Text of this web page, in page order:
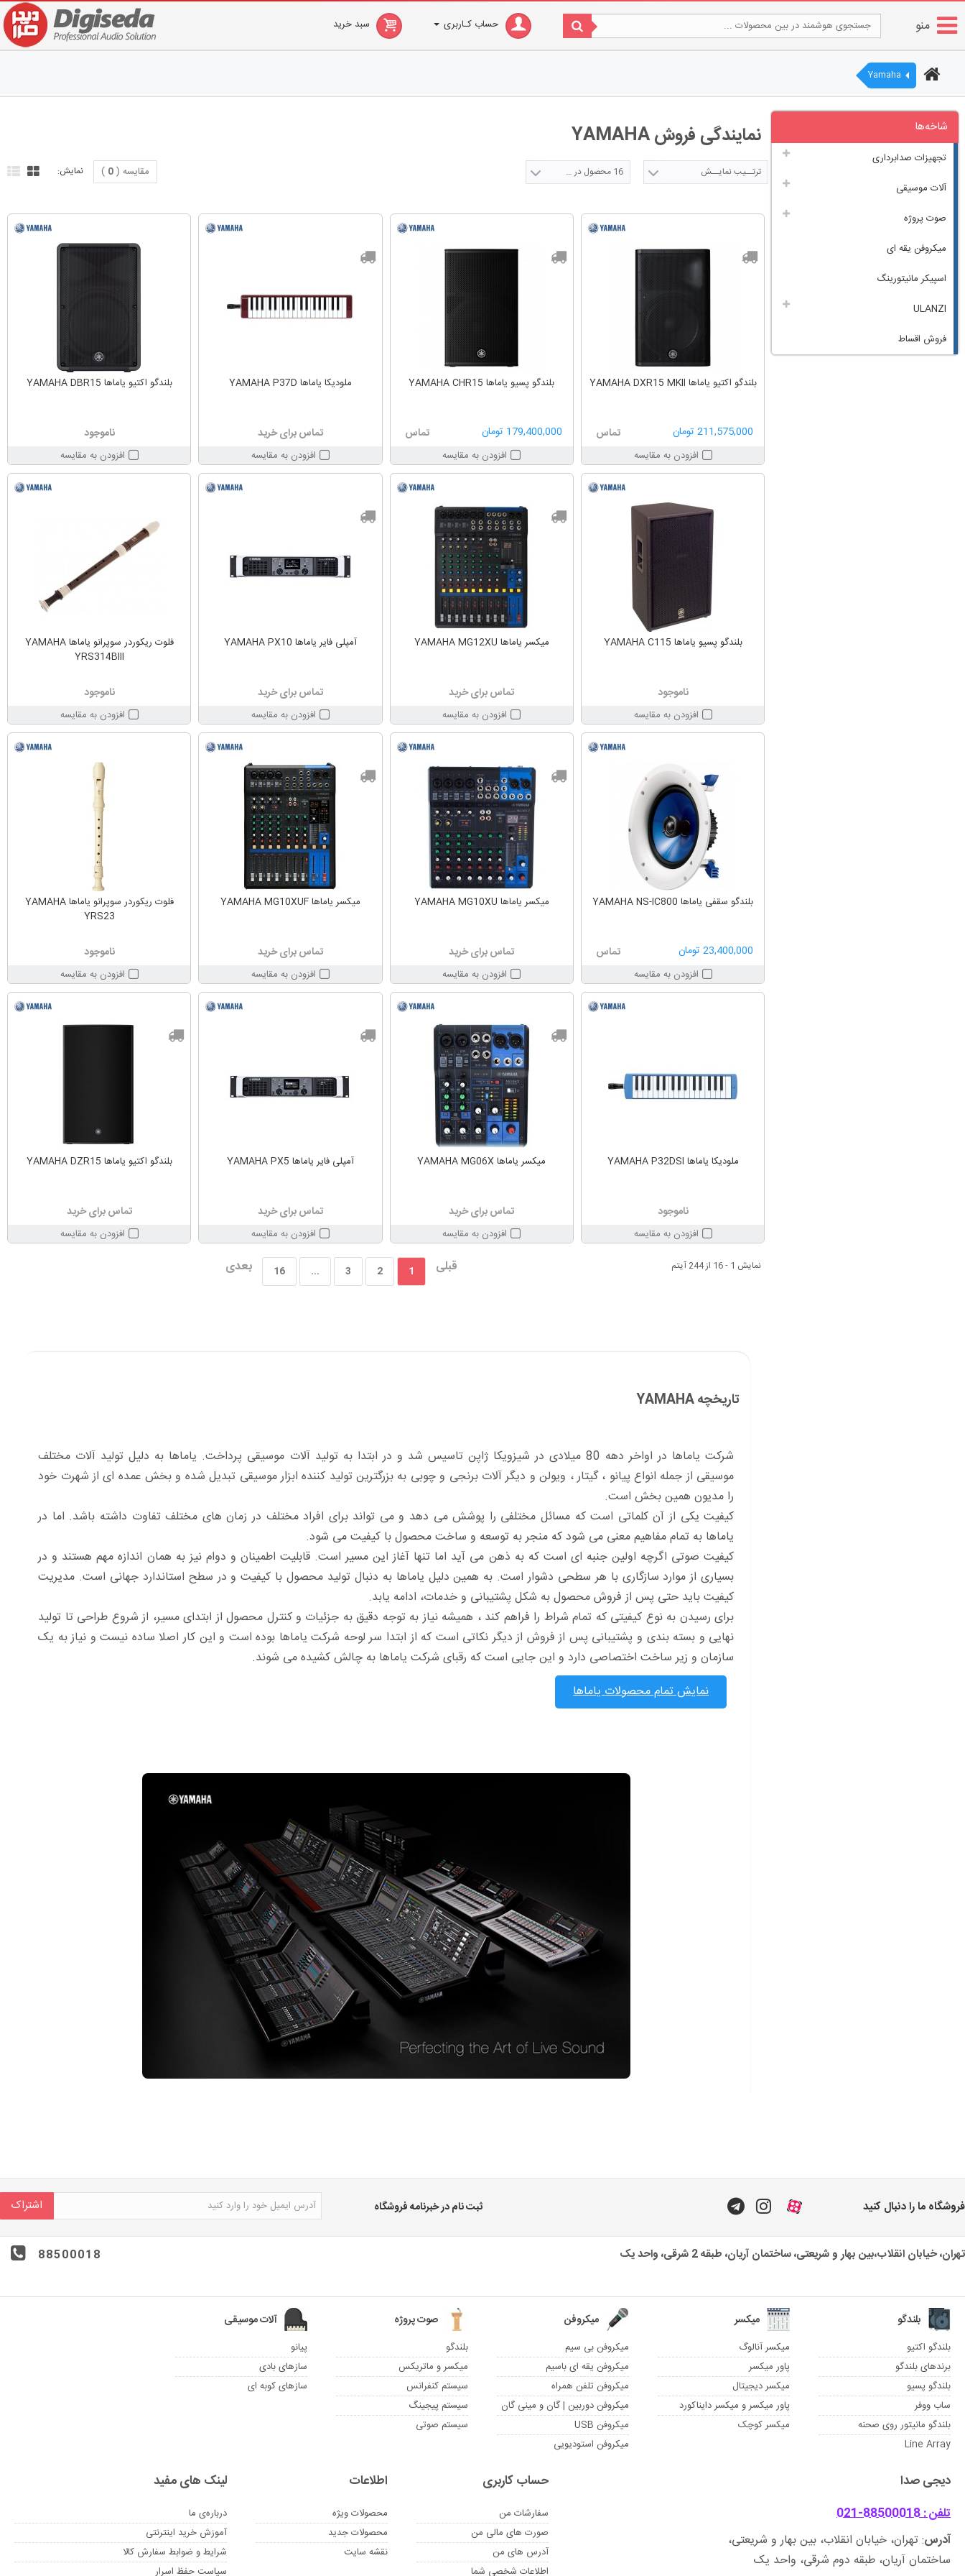
منو حساب کـاربری سبد خرید
Yamaha
نمایندگی فروش YAMAHA
نمایش: ترتــیب نمایــش 16 محصول در صفحه مقایسه (0
)
بلندگو اکتیو یاماها YAMAHA DXR15 MKII
211,575,000 تومان تماس
افزودن به مقایسه
بلندگو پسیو یاماها YAMAHA CHR15
179,400,000 تومان تماس
افزودن به مقایسه
ملودیکا یاماها YAMAHA P37D
تماس برای خرید
افزودن به مقایسه
بلندگو اکتیو یاماها YAMAHA DBR15
ناموجود
افزودن به مقایسه
بلندگو پسیو یاماها YAMAHA C115
ناموجود
افزودن به مقایسه
میکسر یاماها YAMAHA MG12XU
تماس برای خرید
افزودن به مقایسه
آمپلی فایر یاماها YAMAHA PX10
تماس برای خرید
افزودن به مقایسه
فلوت ریکوردر سوپرانو یاماها YAMAHA
YRS314BIII
ناموجود
افزودن به مقایسه
بلندگو سقفی یاماها YAMAHA NS-IC800
23,400,000 تومان تماس
افزودن به مقایسه
میکسر یاماها YAMAHA MG10XU
تماس برای خرید
افزودن به مقایسه
میکسر یاماها YAMAHA MG10XUF
تماس برای خرید
افزودن به مقایسه
فلوت ریکوردر سوپرانو یاماها YAMAHA
YRS23
ناموجود
افزودن به مقایسه
ملودیکا یاماها YAMAHA P32DSI
ناموجود
افزودن به مقایسه
میکسر یاماها YAMAHA MG06X
تماس برای خرید
افزودن به مقایسه
آمپلی فایر یاماها YAMAHA PX5
تماس برای خرید
افزودن به مقایسه
بلندگو اکتیو یاماها YAMAHA DZR15
تماس برای خرید
افزودن به مقایسه
قبلی 1
2
3
...
16 بعدی نمایش 1 - 16 از 244 آیتم
تاریخچه YAMAHA
شرکت یاماها در اواخر دهه 80 میلادی در شیزویکا ژاپن تاسیس شد و در ابتدا به تولید آلات موسیقی پرداخت. یاماها به دلیل تولید آلات مختلف
موسیقی از جمله انواع پیانو ، گیتار ، ویولن و دیگر آلات برنجی و چوبی به بزرگترین تولید کننده ابزار موسیقی تبدیل شده و بخش عمده ای از شهرت خود
را مدیون همین بخش است.
کیفیت یکی از آن کلماتی است که مسائل مختلفی را پوشش می دهد و می تواند برای افراد مختلف در زمان های مختلف تفاوت داشته باشد. اما در
یاماها به تمام مفاهیم معنی می شود که منجر به توسعه و ساخت محصول با کیفیت می شود.
کیفیت صوتی اگرچه اولین جنبه ای است که به ذهن می آید اما تنها آغاز این مسیر است. قابلیت اطمینان و دوام نیز به همان اندازه مهم هستند و در
بسیاری از موارد سازگاری با هر سطحی دشوار است. به همین دلیل یاماها به دنبال تولید محصول با کیفیت و در سطح استاندارد جهانی است. مدیریت
کیفیت باید حتی پس از فروش محصول به شکل پشتیبانی و خدمات، ادامه یابد.
برای رسیدن به نوع کیفیتی که تمام شراط را فراهم کند ، همیشه نیاز به توجه دقیق به جزئیات و کنترل محصول از ابتدای مسیر، از شروع طراحی تا تولید
نهایی و بسته بندی و پشتیبانی پس از فروش از دیگر نکاتی است که از ابتدا سر لوحه شرکت یاماها بوده است و این کار اصلا ساده نیست و نیاز به یک
سازمان و زیر ساخت اختصاصی دارد و این جایی است که رقبای شرکت یاماها به چالش کشیده می شوند.
نمایش تمام محصولات یاماها
شاخه‌ها
تجهیزات صدابرداری
آلات موسیقی
صوت پروژه
میکروفن یقه ای
اسپیکر مانیتورینگ
ULANZI
فروش اقساط
فروشگاه ما را دنبال کنید ثبت نام در خبرنامه فروشگاه اشتراک
تهران، خیابان انقلاب،بین بهار و شریعتی، ساختمان آریان، طبقه 2 شرقی، واحد یک 88500018
بلندگو
بلندگو اکتیو
برندهای بلندگو
بلندگو پسیو
ساب ووفر
بلندگو مانیتور روی صحنه
Line Array
میکسر
میکسر آنالوگ
پاور میکسر
میکسر دیجیتال
پاور میکسر و میکسر دایناکورد
میکسر کوچک
میکروفن
میکروفن بی سیم
میکروفن یقه ای باسیم
میکروفن تلفن همراه
میکروفن دوربین | گان و مینی گان
میکروفن USB
میکروفن استودیویی
صوت پروژه
بلندگو
میکسر و ماتریکس
سیستم کنفرانس
سیستم پیجینگ
سیستم صوتی
آلات موسیقی
پیانو
سازهای بادی
سازهای کوبه ای
دیجی صدا
تلفن : 88500018-021
آدرس: تهران، خیابان انقلاب، بین بهار و شریعتی،
ساختمان آریان، طبقه دوم شرقی، واحد یک
حساب کاربری
سفارشات من
صورت های مالی من
آدرس های من
اطلاعات شخصی شما
اطلاعات
محصولات ویژه
محصولات جدید
نقشه سایت
لینک های مفید
درباره‌ی ما
آموزش خرید اینترنتی
شرایط و ضوابط سفارش کالا
سیاست حفظ اسرار